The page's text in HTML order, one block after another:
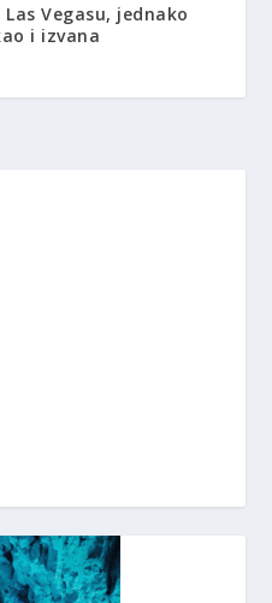
Vegasu, jednako
i izvana